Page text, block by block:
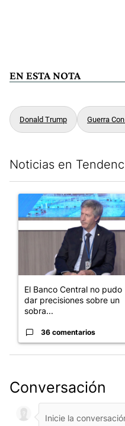
EN ESTA NOTA
Donald Trump Guerra
Noticias en
Un artículo de tendencia
El Banco Central no pudo
dar precisiones sobre un
sobra...
36 comentarios
Conversación